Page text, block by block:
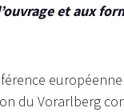
et aux
du Vorarlberg